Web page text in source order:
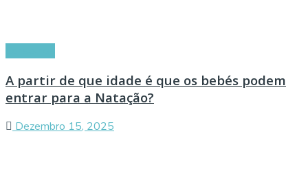
A partir de que idade é que os bebés podem
entrar para a Natação?
Dezembro 15, 2025